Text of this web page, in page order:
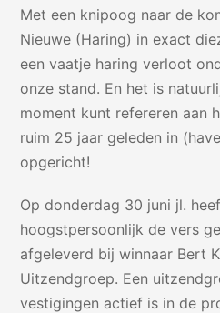
Met een knipoog naar de
Nieuwe (Haring) in exact
een vaatje haring verloot
onze stand. En het is
moment kunt refereren aan
ruim 25 jaar geleden in
opgericht!
Op donderdag 30 juni jl.
hoogstpersoonlijk de vers
afgeleverd bij winnaar Bert
Uitzendgroep. Een
vestigingen actief is in de